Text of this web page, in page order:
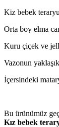
Kiz bebek
Orta boy elma
Kuru çiçek ve
Vazonun
İçersindeki
Bu ürünümüz
Kız bebek